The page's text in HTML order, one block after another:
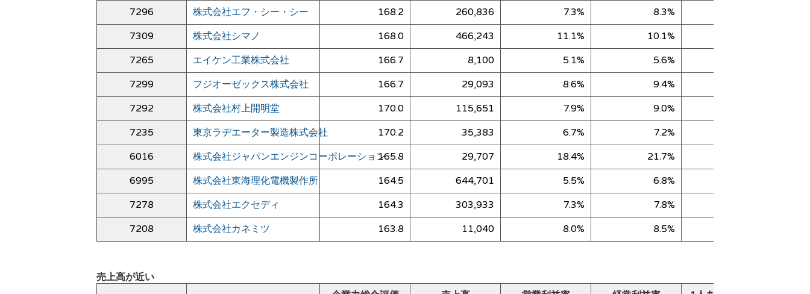
7296 株式会社エフ・シー・シー 168.2 260,836 7.3% 8.3%
7309
株式会社シマノ 168.0 466,243 11.1% 10.1%
7265
エイケン工業株式会社 166.7 8,100 5.1% 5.6%
7299
フジオーゼックス株式会社 166.7 29,093 8.6% 9.4%
7292
株式会社村上開明堂 170.0 115,651 7.9% 9.0%
7235
東京ラヂエーター製造株式会社 170.2 35,383 6.7% 7.2%
6016
株式会社ジャパンエンジンコーポレーション165.8 29,707 18.4% 21.7%
6995
株式会社東海理化電機製作所 164.5 644,701 5.5% 6.8%
7278
株式会社エクセディ 164.3 303,933 7.3% 7.8%
7208
株式会社カネミツ 163.8 11,040 8.0% 8.5%
売上高が近い